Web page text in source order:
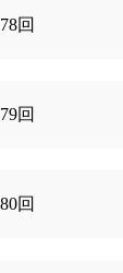
回
回
回